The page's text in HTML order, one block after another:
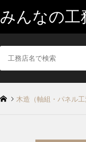
みんなの工
木造（軸組・パネル工